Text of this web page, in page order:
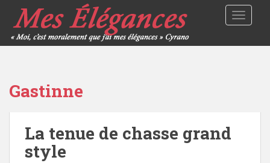
Gastinne
La tenue de chasse grand
style